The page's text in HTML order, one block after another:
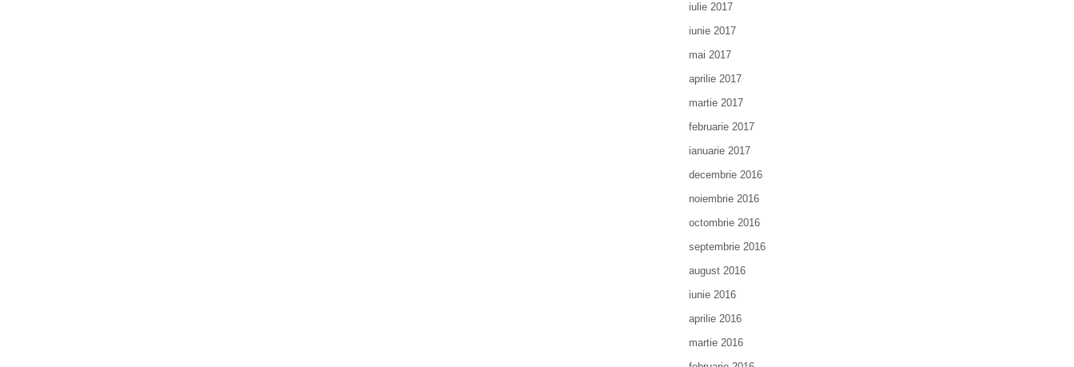
iulie 2017
iunie 2017
mai 2017
aprilie 2017
martie 2017
februarie 2017
ianuarie 2017
decembrie 2016
noiembrie 2016
octombrie 2016
septembrie 2016
august 2016
iunie 2016
aprilie 2016
martie 2016